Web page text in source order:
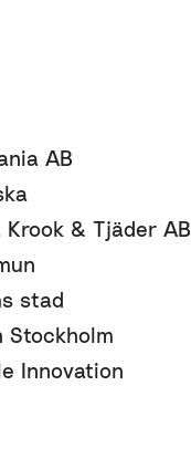
AB
& Tjäder AB
stad
Stockholm
Innovation